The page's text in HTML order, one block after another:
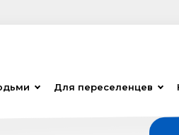
Для переселенцев